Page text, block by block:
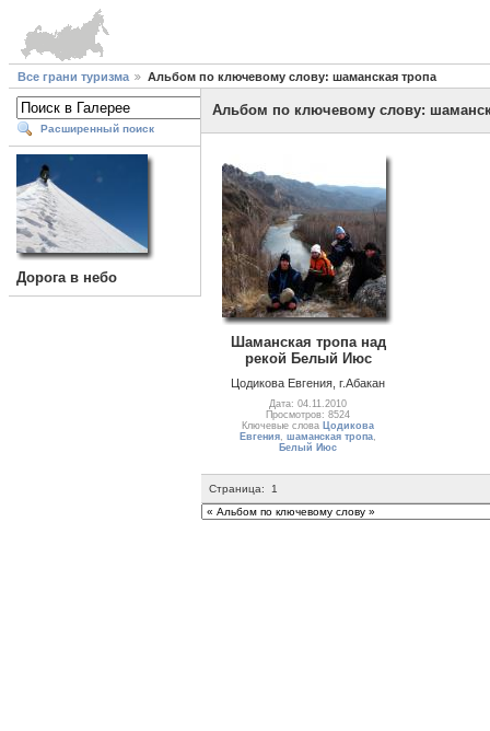
Все грани туризма Альбом по ключевому слову: шаманская тропа
Расширенный поиск
Дорога в небо
Альбом по ключевому слову:
Шаманская тропа над
рекой Белый Июс
Цодикова Евгения, г.Абакан
Дата: 04.11.2010
Просмотров: 8524
Ключевые слова Цодикова
Евгения, шаманская тропа,
Белый Июс
Страница: 1